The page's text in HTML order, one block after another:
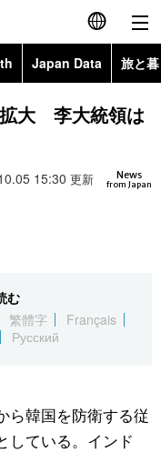
English
简体字
Русский
Japan Data 旅と
Topics
大 李大統領は
News
from Japan
15:30 更新
む
繁體字
Français
Русский
ら韓国を防衛する従
している。インド